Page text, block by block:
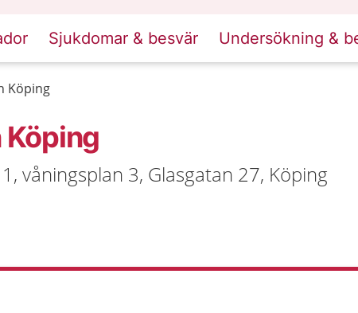
Sjukdomar & besvär Undersökning &
Köping
våningsplan 3, Glasgatan 27, Köping